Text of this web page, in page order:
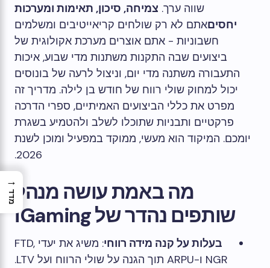
שווה ערך. צמיחה, סיכון, תאימות ומערכות
יחסיםאתם לא רק שולחים קריאייטיבים ומשלמים
חשבוניות - אתם אוצרים מערכת אקולוגית של
ביצועים שבה התקנות משתנות מדי שבוע, איכות
התעבורה משתנה מדי יום, וניצול לרעה של בונוסים
יכול למחוק שולי רווח של חודש בן לילה. מדריך זה
מפרט את כללי הביצועים האמיתיים, ספרי הדרכה
פרקטיים ותבניות שתוכלו לשלב ולהטמיע בשגרת
יומכם. המיקוד הוא מעשי, ממוקד במפעיל ומוכן לשנת
2026.
מה באמת עושה מנהל
שותפים נהדר של iGaming
בעלות על קנה מידה רווחי
: משיג את יעדי FTD,
NGR ו-ARPU תוך הגנה על שולי הרווח ועל LTV.
→
מדד